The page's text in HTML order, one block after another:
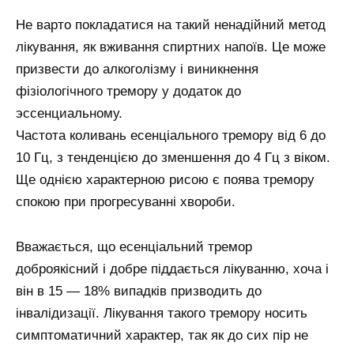
Не варто покладатися на такий ненадійний метод
лікування, як вживання спиртних напоїв. Це може
призвести до алкоголізму і виникнення
фізіологічного тремору у додаток до
эссенциальному.
Частота коливань есенціального тремору від 6 до
10 Гц, з тенденцією до зменшення до 4 Гц з віком.
Ще однією характерною рисою є поява тремору
спокою при прогресуванні хвороби.
Вважається, що есенціальний тремор
доброякісний і добре піддається лікуванню, хоча і
він в 15 — 18% випадків призводить до
інвалідизації. Лікування такого тремору носить
симптоматичний характер, так як до сих пір не